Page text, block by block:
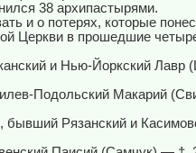
38 архипастырями.
и о потерях, которые
Церкви в прошедшие
и Нью-Йоркский Лавр
Подольский Макарий
Рязанский и